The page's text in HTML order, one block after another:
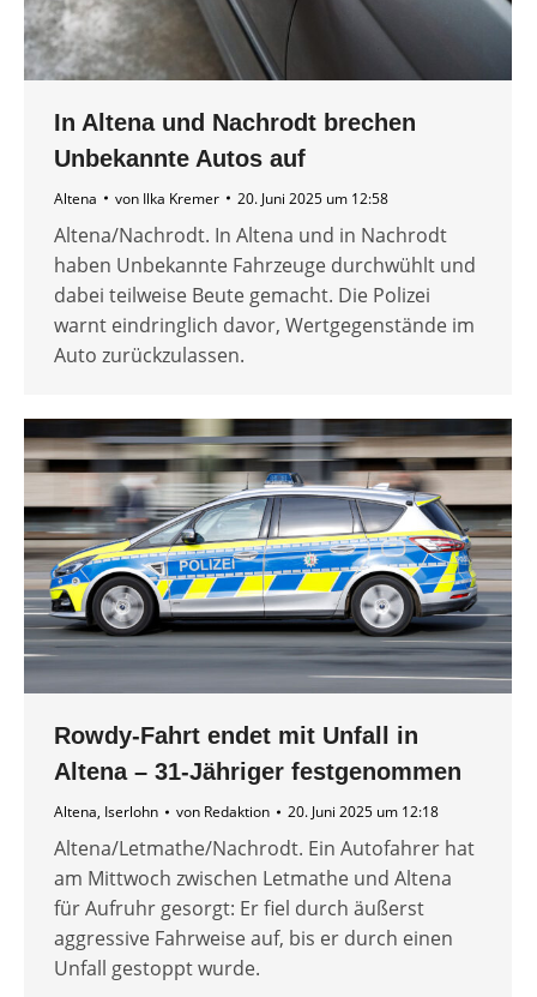
In Altena und Nachrodt brechen
Unbekannte Autos auf
Altena von Ilka Kremer 20. Juni 2025 um 12:58
Altena/Nachrodt. In Altena und in Nachrodt
haben Unbekannte Fahrzeuge durchwühlt und
dabei teilweise Beute gemacht. Die Polizei
warnt eindringlich davor, Wertgegenstände im
Auto zurückzulassen.
Rowdy-Fahrt endet mit Unfall in
Altena – 31-Jähriger festgenommen
Altena, Iserlohn von Redaktion 20. Juni 2025 um 12:18
Altena/Letmathe/Nachrodt. Ein Autofahrer hat
am Mittwoch zwischen Letmathe und Altena
für Aufruhr gesorgt: Er fiel durch äußerst
aggressive Fahrweise auf, bis er durch einen
Unfall gestoppt wurde.